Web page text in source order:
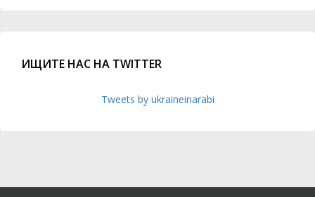
ИЩИТЕ НАС НА TWITTER
Tweets by ukraineinarabi